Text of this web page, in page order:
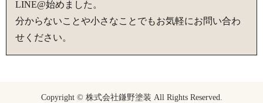
LINE@始めました。
分からないことや小さなことでもお気軽にお問い合わ
せください。
Copyright © 株式会社鎌野塗装 All Rights Reserved.